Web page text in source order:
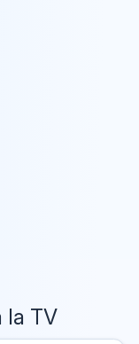
la TV